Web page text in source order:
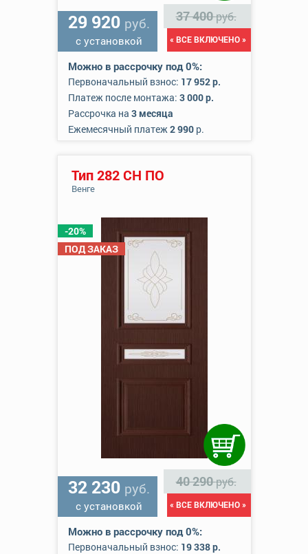
29 920 руб.
с установкой
37 400руб.
« ВСЕ ВКЛЮЧЕНО »
Можно в рассрочку под 0%:
Первоначальный взнос: 17 952 р.
Платеж после монтажа: 3 000 р.
Рассрочка на 3 месяца
Ежемесячный платеж2 990р.
-20%
ПОД ЗАКАЗ
Тип 282 СН ПО
Венге
32 230 руб.
с установкой
40 290руб.
« ВСЕ ВКЛЮЧЕНО »
Можно в рассрочку под 0%:
Первоначальный взнос: 19 338 р.